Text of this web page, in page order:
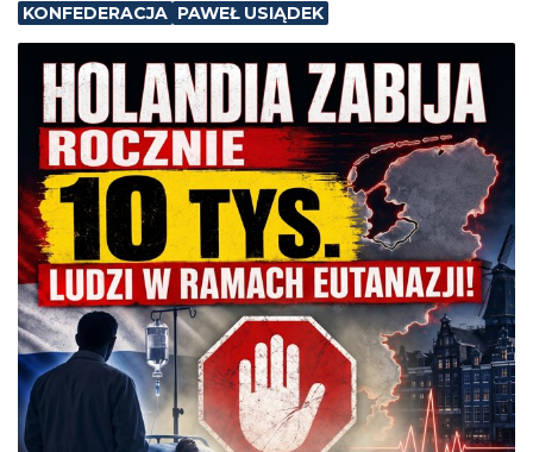
KONFEDERACJA PAWEŁ USIĄDEK